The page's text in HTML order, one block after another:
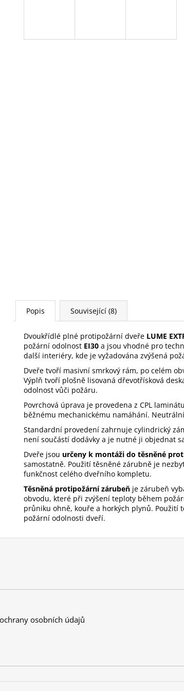
Popis Související (8)
Dvoukřídlé plné protipožární dveře LUME
požární odolnost EI30 a jsou vhodné pro
další interiéry, kde je vyžadována zvýšená
Dveře tvoří masivní smrkový rám, po celém
Výplň tvoří plošně lisovaná dřevotřísková
odolnost vůči požáru.
Povrchová úprava je provedena z CPL
běžnému mechanickému namáhání.
Standardní provedení zahrnuje cylindrický
není součástí dodávky a je nutné ji objednat
Dveře jsou určeny k montáži do těsněné
samostatně. Použití těsněné zárubně je
funkčnost celého dveřního kompletu.
Těsněná protipožární zárubeň je zárubeň
obvodu, které při zvýšení teploty během
průniku ohně, kouře a horkých plynů. Použití
požární odolnosti dveří.
osobních údajů